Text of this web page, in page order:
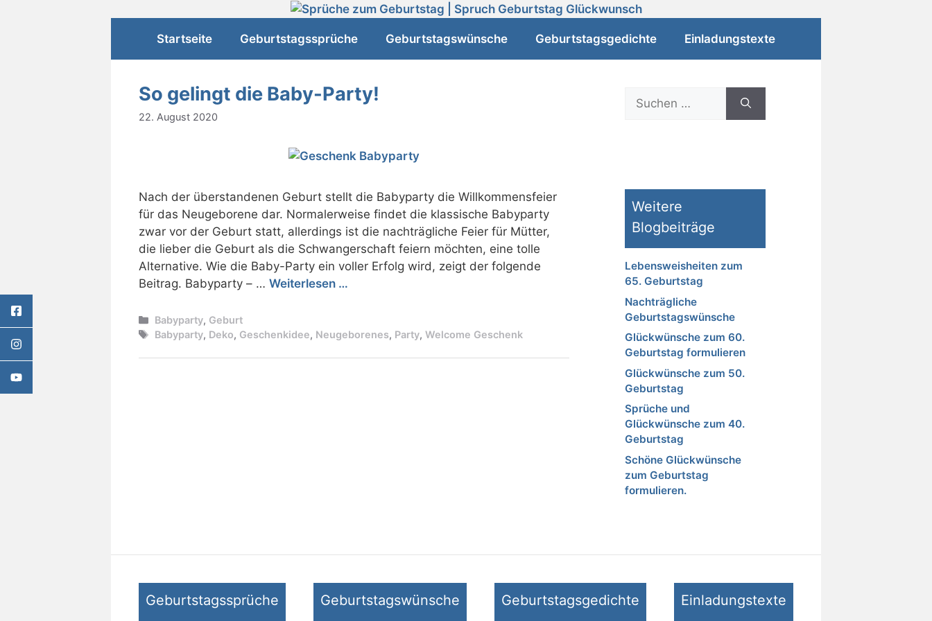
Startseite Geburtstagssprüche Geburtstagswünsche Geburtstagsgedichte Einladungstexte
So gelingt die Baby-Party!
22. August 2020
Nach der überstandenen Geburt stellt die Babyparty die Willkommensfeier
für das Neugeborene dar. Normalerweise findet die klassische Babyparty
zwar vor der Geburt statt, allerdings ist die nachträgliche Feier für Mütter,
die lieber die Geburt als die Schwangerschaft feiern möchten, eine tolle
Alternative. Wie die Baby-Party ein voller Erfolg wird, zeigt der folgende
Beitrag. Babyparty – … Weiterlesen …
Kategorien
Babyparty, Geburt
Schlagwörter
Babyparty, Deko, Geschenkidee, Neugeborenes, Party,Welcome Geschenk
nach:
Weitere
Blogbeiträge
Lebensweisheiten zum
65. Geburtstag
Nachträgliche
Geburtstagswünsche
Glückwünsche zum 60.
Geburtstag formulieren
Glückwünsche zum 50.
Geburtstag
Sprüche und
Glückwünsche zum 40.
Geburtstag
Schöne Glückwünsche
zum Geburtstag
formulieren.
Geburtstagssprüche Geburtstagswünsche Geburtstagsgedichte Einladungstexte